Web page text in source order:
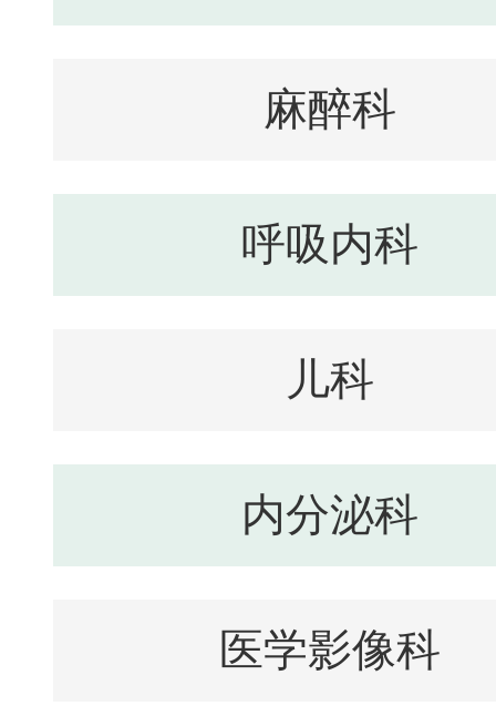
麻醉科
呼吸内科
儿科
内分泌科
医学影像科